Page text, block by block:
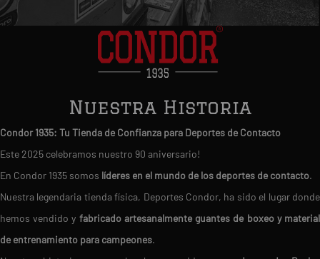
Nuestra Historia
Condor 1935: Tu Tienda de Confianza para Deportes de Contacto
Este 2025 celebramos nuestro 90 aniversario!
En Condor 1935 somos líderes en el mundo de los deportes de contacto.
Nuestra legendaria tienda física, Deportes Condor, ha sido el lugar donde
hemos vendido y fabricado artesanalmente guantes de boxeo y material
de entrenamiento para campeones.